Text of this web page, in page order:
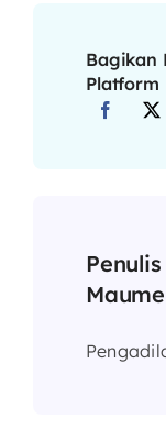
Bagikan
Platform
Penulis